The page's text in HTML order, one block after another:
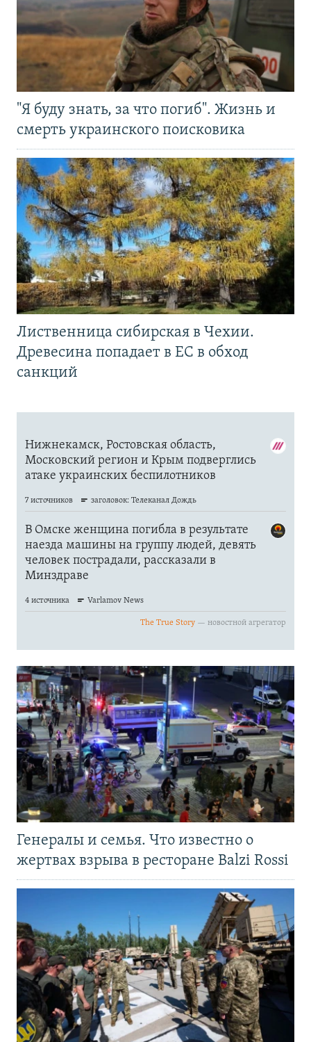
"Я буду знать, за что погиб". Жизнь и
смерть украинского поисковика
Лиственница сибирская в Чехии.
Древесина попадает в ЕС в обход
санкций
Генералы и семья. Что известно о
жертвах взрыва в ресторане Balzi Rossi